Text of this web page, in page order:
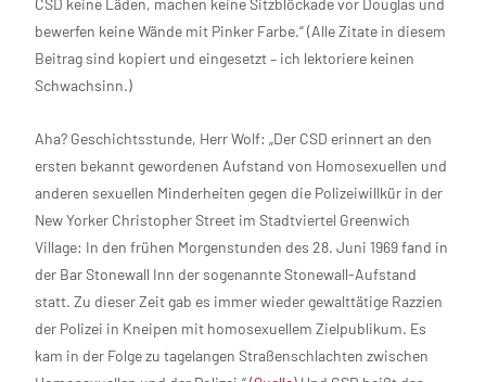
CSD keine Läden, machen keine Sitzblöckade vor Douglas und
bewerfen keine Wände mit Pinker Farbe.“ (Alle Zitate in diesem
Beitrag sind kopiert und eingesetzt – ich lektoriere keinen
Schwachsinn.)
Aha? Geschichtsstunde, Herr Wolf: „Der CSD erinnert an den
ersten bekannt gewordenen Aufstand von Homosexuellen und
anderen sexuellen Minderheiten gegen die Polizeiwillkür in der
New Yorker Christopher Street im Stadtviertel Greenwich
Village: In den frühen Morgenstunden des 28. Juni 1969 fand in
der Bar Stonewall Inn der sogenannte Stonewall-Aufstand
statt. Zu dieser Zeit gab es immer wieder gewalttätige Razzien
der Polizei in Kneipen mit homosexuellem Zielpublikum. Es
kam in der Folge zu tagelangen Straßenschlachten zwischen